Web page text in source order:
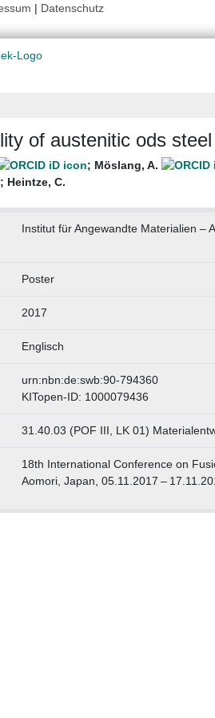
| Datenschutz
of austenitic ods steel
; Möslang, A.
; Heintze, C.
Institut für Angewandte Materialien –
Poster
2017
Englisch
urn:nbn:de:swb:90-794360
KITopen-ID: 1000079436
31.40.03 (POF III, LK 01)
18th International Conference on
Aomori, Japan, 05.11.2017 –